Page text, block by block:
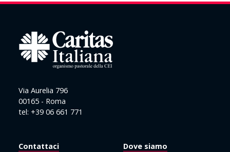
Via Aurelia 796
00165 - Roma
tel: +39 06 661 771
Contattaci Dove siamo